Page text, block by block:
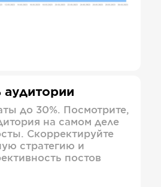
аудитории
до 30%. Посмотрите,
на самом деле
Скорректируйте
стратегию и
постов